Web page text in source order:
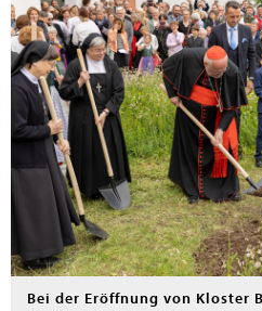
Bei der Eröffnung von Kloster